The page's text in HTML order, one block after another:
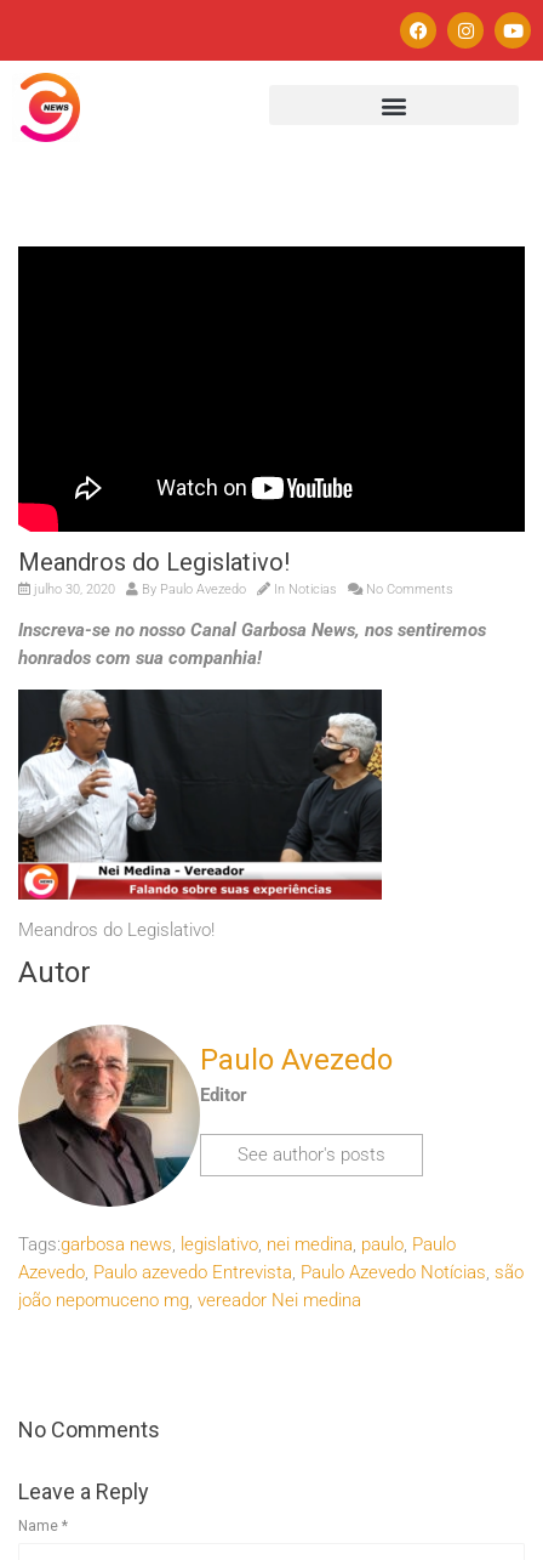
Meandros do Legislativo!
julho 30, 2020 By Paulo Avezedo In Noticias No Comments
Inscreva-se no nosso Canal Garbosa News, nos sentiremos
honrados com sua companhia!
Meandros do Legislativo!
Autor
Paulo Avezedo
Editor
See author's posts
Tags:garbosa news, legislativo, nei medina, paulo, Paulo
Azevedo, Paulo azevedo Entrevista, Paulo Azevedo Notícias, são
joão nepomuceno mg, vereador Nei medina
No Comments
Leave a Reply
Name *